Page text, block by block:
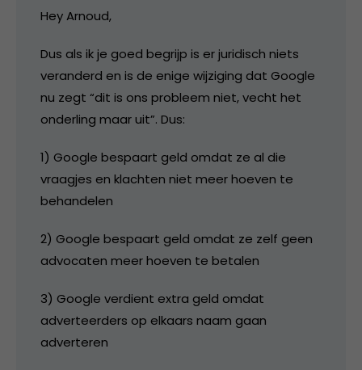
Hey Arnoud,
Dus als ik je goed begrijp is er juridisch niets
veranderd en is de enige wijziging dat Google
nu zegt “dit is ons probleem niet, vecht het
onderling maar uit”. Dus:
1) Google bespaart geld omdat ze al die
vraagjes en klachten niet meer hoeven te
behandelen
2) Google bespaart geld omdat ze zelf geen
advocaten meer hoeven te betalen
3) Google verdient extra geld omdat
adverteerders op elkaars naam gaan
adverteren